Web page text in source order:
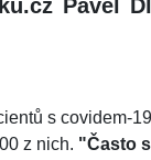
Pavel
s covidem-
z nich. "Často